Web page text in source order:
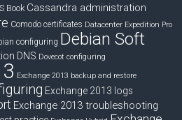
Book Cassandra administration
Comodo certificates Datacenter Expedition Pro
configuring Debian Soft
DNS Dovecot configuring
Exchange 2013 backup and restore
Exchange 2013 logs
Exchange 2013 troubleshooting